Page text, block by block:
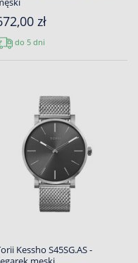
zł
do 5 dni
Kessho S45SG.AS -